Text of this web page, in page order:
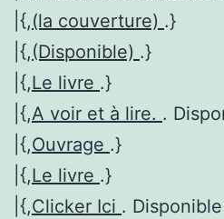
|{,(la couverture) .}
|{,(Disponible) .}
|{,Le livre .}
|{,A voir et à lire. .
|{,Ouvrage .}
|{,Le livre .}
|{,Clicker Ici .